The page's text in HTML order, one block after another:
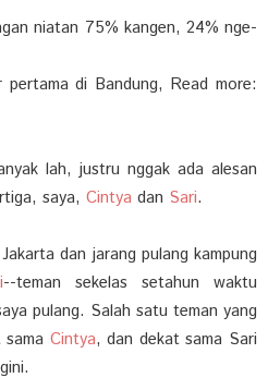
niatan 75% kangen, 24% nge-
di Bandung, Read more:
lah, justru nggak ada alesan
saya, Cintya dan Sari.
dan jarang pulang kampung
--teman sekelas setahun waktu
pulang. Salah satu teman yang
Cintya, dan dekat sama Sari